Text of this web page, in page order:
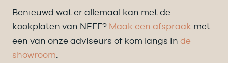
Benieuwd wat er allemaal kan met de
kookplaten van NEFF? Maak een afspraak met
een van onze adviseurs of kom langs in de
showroom